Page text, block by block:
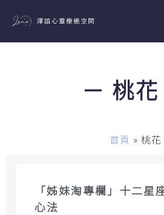
主
－ 桃花
首頁 » 桃花
「姊妹淘專欄」十二星
心法